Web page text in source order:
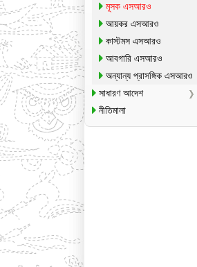
মূসক এসআরও
আয়কর এসআরও
কাস্টমস এসআরও
আবগারি এসআরও
অন্যান্য প্রাসঙ্গিক এসআরও
সাধারণ আদেশ
নীতিমালা